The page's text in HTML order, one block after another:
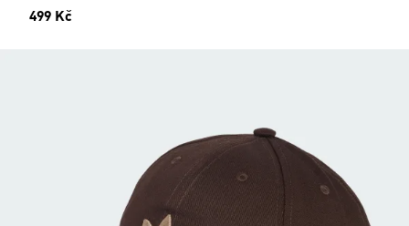
Cena
499 Kč